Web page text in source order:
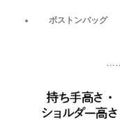
ボストンバッグ